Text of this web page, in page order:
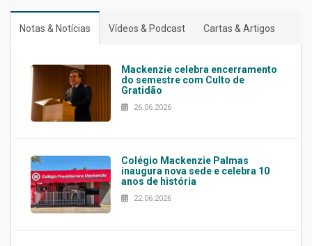
Notas & Notícias Vídeos & Podcast Cartas & Artigos
Mackenzie celebra encerramento
do semestre com Culto de
Gratidão
26.06.2026
Colégio Mackenzie Palmas
inaugura nova sede e celebra 10
anos de história
22.06.2026